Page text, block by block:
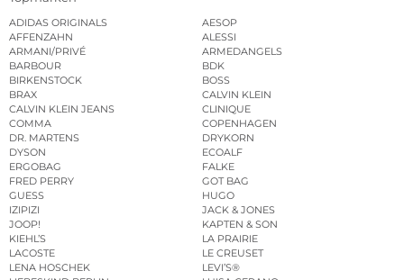
ADIDAS ORIGINALS
AESOP
AFFENZAHN
ALESSI
ARMANI/PRIVÉ
ARMEDANGELS
BARBOUR
BDK
BIRKENSTOCK
BOSS
BRAX
CALVIN KLEIN
CALVIN KLEIN JEANS
CLINIQUE
COMMA
COPENHAGEN
DR. MARTENS
DRYKORN
DYSON
ECOALF
ERGOBAG
FALKE
FRED PERRY
GOT BAG
GUESS
HUGO
IZIPIZI
JACK & JONES
JOOP!
KAPTEN & SON
KIEHL’S
LA PRAIRIE
LACOSTE
LE CREUSET
LENA HOSCHEK
LEVI’S®